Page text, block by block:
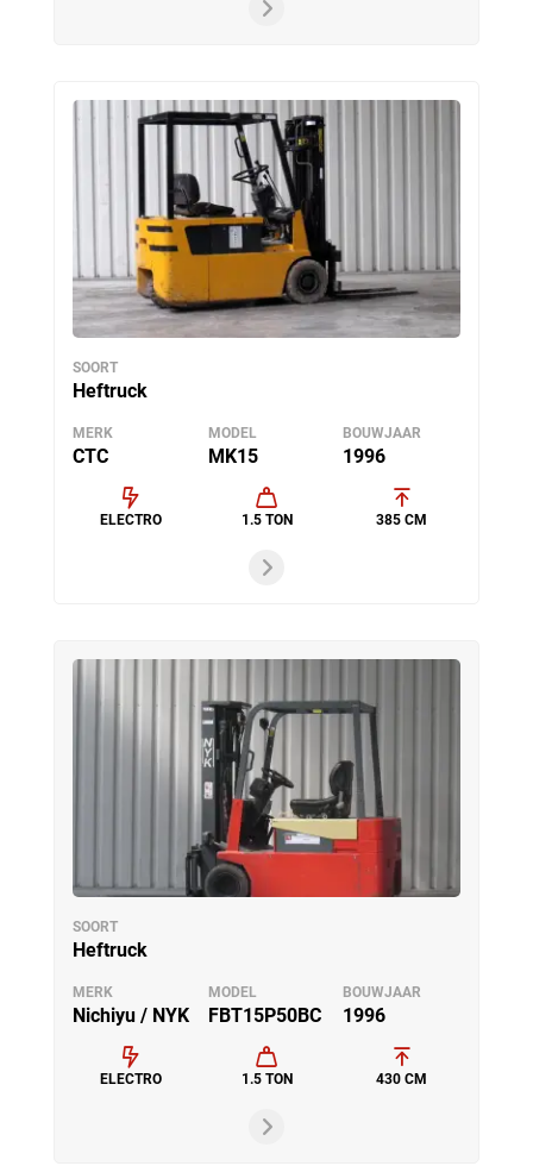
SOORT
Heftruck
MERK
CTC
MODEL
MK15
BOUWJAAR
1996
ELECTRO 1.5 TON 385 CM
SOORT
Heftruck
MERK
Nichiyu / NYK
MODEL
FBT15P50BC
BOUWJAAR
1996
ELECTRO 1.5 TON 430 CM